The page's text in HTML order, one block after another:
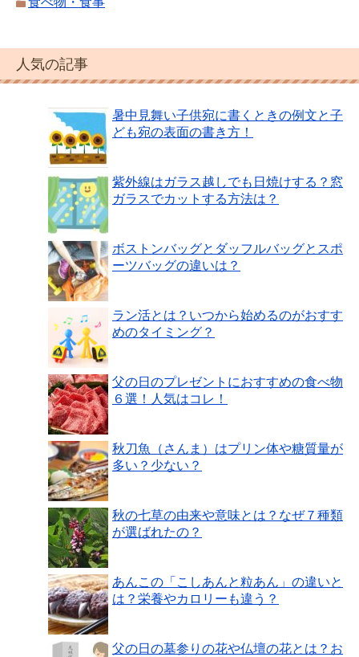
人気の記事
暑中見舞い子供宛に書くときの例文と子
ども宛の表面の書き方！
紫外線はガラス越しでも日焼けする？窓
ガラスでカットする方法は？
ボストンバッグとダッフルバッグとスポ
ーツバッグの違いは？
ラン活とは？いつから始めるのがおすす
めのタイミング？
父の日のプレゼントにおすすめの食べ物
６選！人気はコレ！
秋刀魚（さんま）はプリン体や糖質量が
多い？少ない？
秋の七草の由来や意味とは？なぜ７種類
が選ばれたの？
あんこの「こしあんと粒あん」の違いと
は？栄養やカロリーも違う？
父の日の墓参りの花や仏壇の花とは？お